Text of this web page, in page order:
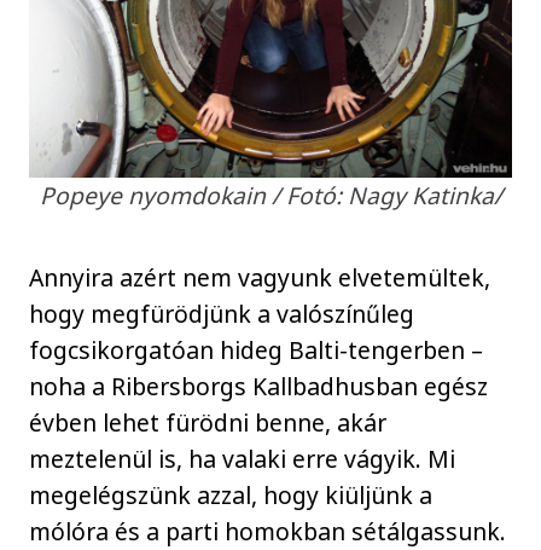
Popeye nyomdokain / Fotó: Nagy Katinka/
Annyira azért nem vagyunk elvetemültek,
hogy megfürödjünk a valószínűleg
fogcsikorgatóan hideg Balti-tengerben –
noha a Ribersborgs Kallbadhusban egész
évben lehet fürödni benne, akár
meztelenül is, ha valaki erre vágyik. Mi
megelégszünk azzal, hogy kiüljünk a
mólóra és a parti homokban sétálgassunk.